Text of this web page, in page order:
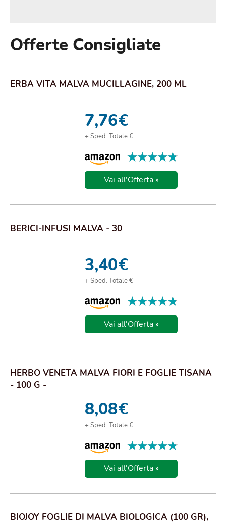
Offerte Consigliate
ERBA VITA MALVA MUCILLAGINE, 200 ML
7,76€
+ Sped. Totale €
★★★★★
★★★★★
Vai all'Offerta »
BERICI-INFUSI MALVA - 30
3,40€
+ Sped. Totale €
★★★★★
★★★★★
Vai all'Offerta »
HERBO VENETA MALVA FIORI E FOGLIE TISANA
- 100 G -
8,08€
+ Sped. Totale €
★★★★★
★★★★★
Vai all'Offerta »
BIOJOY FOGLIE DI MALVA BIOLOGICA (100 GR),